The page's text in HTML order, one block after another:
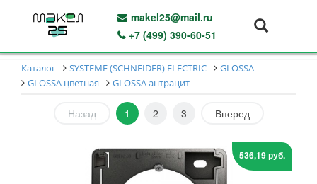
makel25@mail.ru
+7 (499) 390-60-51
Каталог SYSTEME (SCHNEIDER) ELECTRIC
GLOSSA
GLOSSA цветная
GLOSSA антрацит
Назад 1 2 3 Вперед
536,19 руб.